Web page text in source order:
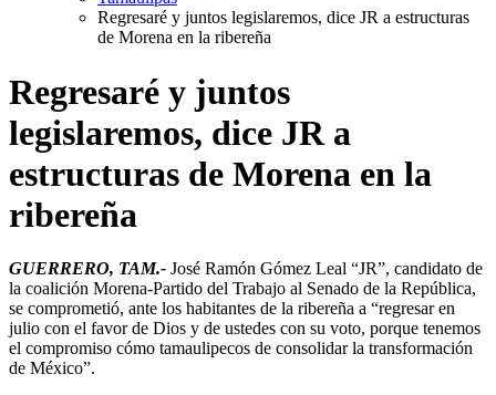
Regresaré y juntos legislaremos, dice JR a estructuras
de Morena en la ribereña
Regresaré y juntos
legislaremos, dice JR a
estructuras de Morena en la
ribereña
GUERRERO, TAM.- José Ramón Gómez Leal “JR”, candidato de
la coalición Morena-Partido del Trabajo al Senado de la República,
se comprometió, ante los habitantes de la ribereña a “regresar en
julio con el favor de Dios y de ustedes con su voto, porque tenemos
el compromiso cómo tamaulipecos de consolidar la transformación
de México”.